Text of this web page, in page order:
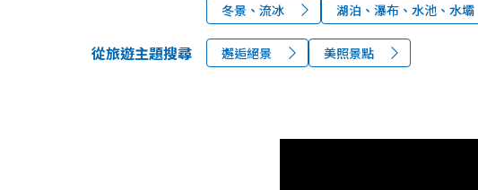
冬景、流冰
湖泊、瀑布、水池、水壩
從旅遊主題搜尋 邂逅絕景 美照景點